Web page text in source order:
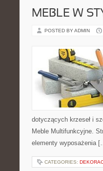
MEBLE W
POSTED BY ADMIN
dotyczących krzeseł i
Meble Multifunkcyjne.
elementy wyposażenia
CATEGORIES: